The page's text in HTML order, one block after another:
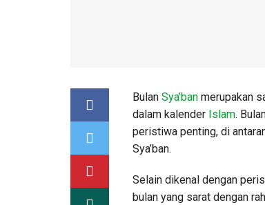
Bulan Sya’ban merupakan
dalam kalender Islam.
peristiwa penting, di
Sya’ban.
Selain dikenal dengan
bulan yang sarat dengan